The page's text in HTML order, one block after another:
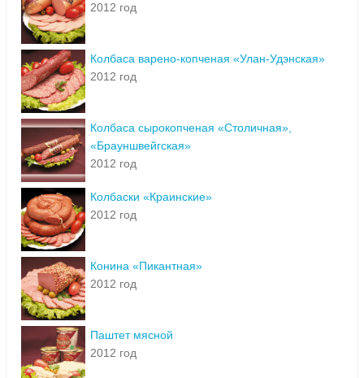
2012 год
Колбаса варено-копченая «Улан-Удэнская»
2012 год
Колбаса сырокопченая «Столичная»,
«Брауншвейгская»
2012 год
Колбаски «Краинские»
2012 год
Конина «Пикантная»
2012 год
Паштет мясной
2012 год